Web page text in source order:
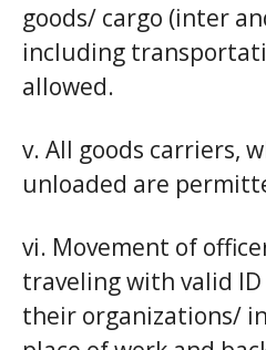
goods/ cargo (inter
including
allowed.
v. All goods carriers,
unloaded are
vi. Movement of
traveling with valid
their organizations/